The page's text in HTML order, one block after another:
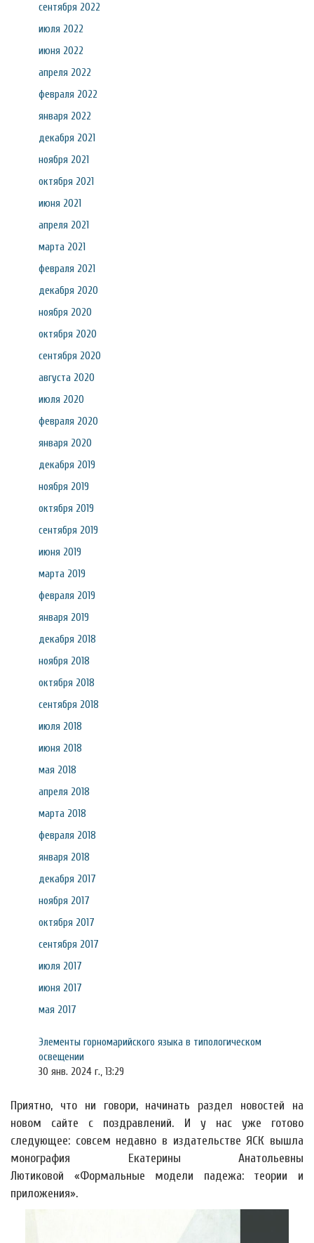
сентября 2022
июля 2022
июня 2022
апреля 2022
февраля 2022
января 2022
декабря 2021
ноября 2021
октября 2021
июня 2021
апреля 2021
марта 2021
февраля 2021
декабря 2020
ноября 2020
октября 2020
сентября 2020
августа 2020
июля 2020
февраля 2020
января 2020
декабря 2019
ноября 2019
октября 2019
сентября 2019
июня 2019
марта 2019
февраля 2019
января 2019
декабря 2018
ноября 2018
октября 2018
сентября 2018
июля 2018
июня 2018
мая 2018
апреля 2018
марта 2018
февраля 2018
января 2018
декабря 2017
ноября 2017
октября 2017
сентября 2017
июля 2017
июня 2017
мая 2017
Элементы горномарийского языка в типологическом
освещении
30 янв. 2024 г., 13:29
Приятно, что ни говори, начинать раздел новостей на
новом сайте с поздравлений. И у нас уже готово
следующее: совсем недавно в издательстве ЯСК вышла
монография Екатерины Анатольевны
Лютиковой «Формальные модели падежа: теории и
приложения».